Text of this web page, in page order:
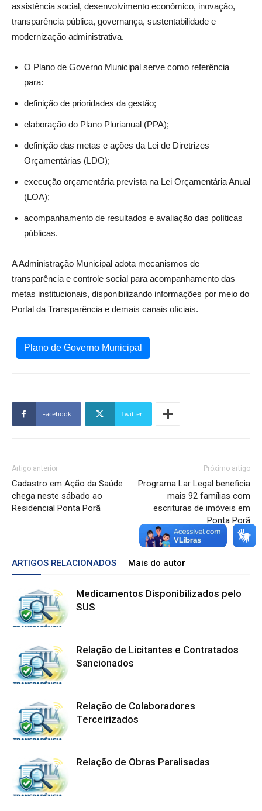
assistência social, desenvolvimento econômico, inovação,
transparência pública, governança, sustentabilidade e
modernização administrativa.
O Plano de Governo Municipal serve como referência
para:
definição de prioridades da gestão;
elaboração do Plano Plurianual (PPA);
definição das metas e ações da Lei de Diretrizes
Orçamentárias (LDO);
execução orçamentária prevista na Lei Orçamentária Anual
(LOA);
acompanhamento de resultados e avaliação das políticas
públicas.
A Administração Municipal adota mecanismos de
transparência e controle social para acompanhamento das
metas institucionais, disponibilizando informações por meio do
Portal da Transparência e demais canais oficiais.
Plano de Governo Municipal
Facebook Twitter
Artigo anterior
Cadastro em Ação da Saúde
chega neste sábado ao
Residencial Ponta Porã
Próximo artigo
Programa Lar Legal beneficia
mais 92 famílias com
escrituras de imóveis em
Ponta Porã
ARTIGOS RELACIONADOS Mais do autor
Medicamentos Disponibilizados pelo
SUS
Relação de Licitantes e Contratados
Sancionados
Relação de Colaboradores
Terceirizados
Relação de Obras Paralisadas